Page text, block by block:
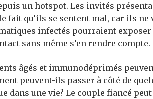
un hotspot. Les invités
fait qu’ils se sentent mal, car ils
infectés pourraient
sans même s’en rendre compte.
âgés et immunodéprimés
peuvent-ils passer à côté de
dans une vie? Le couple fiancé